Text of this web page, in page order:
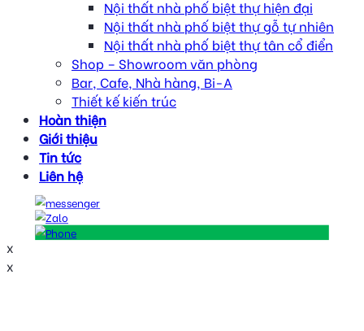
Nội thất nhà phố biệt thự hiện đại
Nội thất nhà phố biệt thự gỗ tự nhiên
Nội thất nhà phố biệt thự tân cổ điển
Shop – Showroom văn phòng
Bar, Cafe, Nhà hàng, Bi-A
Thiết kế kiến trúc
Hoàn thiện
Giới thiệu
Tin tức
Liên hệ
x
x